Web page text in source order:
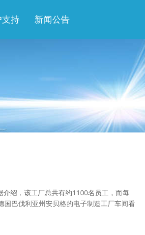
持 新闻公告
介绍，该工厂总共有约1100名员工，而每
巴伐利亚州安贝格的电子制造工厂车间看